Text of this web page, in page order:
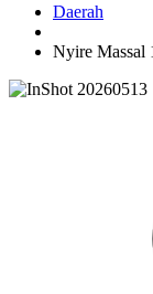
Daerah
Nyire Massal